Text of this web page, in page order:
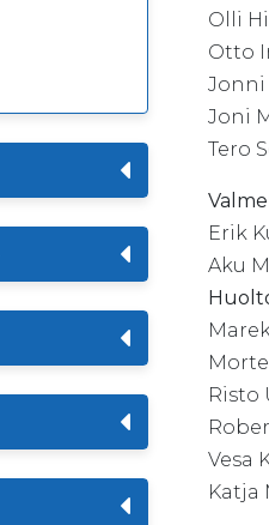
Olli
Otto
Jonni
Joni
Tero
Erik
Aku
Risto
Vesa
Katja